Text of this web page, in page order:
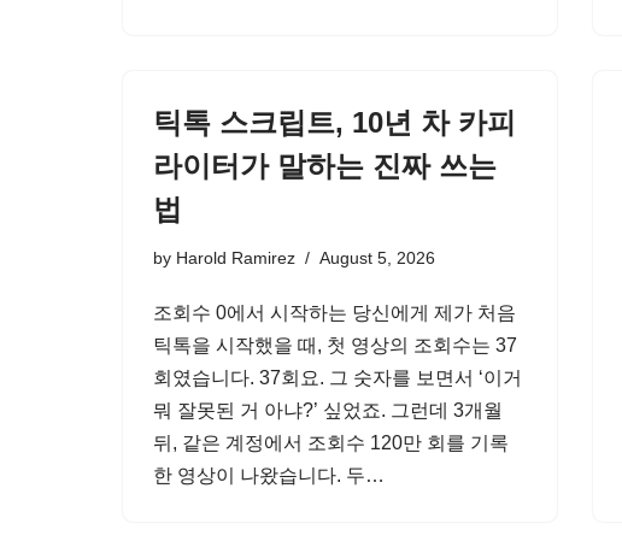
틱톡 스크립트, 10년 차 카피
라이터가 말하는 진짜 쓰는
법
by Harold Ramirez August 5, 2026
조회수 0에서 시작하는 당신에게 제가 처음
틱톡을 시작했을 때, 첫 영상의 조회수는 37
회였습니다. 37회요. 그 숫자를 보면서 ‘이거
뭐 잘못된 거 아냐?’ 싶었죠. 그런데 3개월
뒤, 같은 계정에서 조회수 120만 회를 기록
한 영상이 나왔습니다. 두…